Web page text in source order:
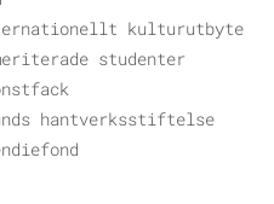
kulturutbyte
studenter
hantverksstiftelse